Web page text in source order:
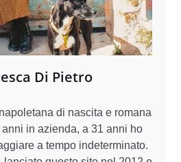
Di Pietro
di nascita e romana
in azienda, a 31 anni ho
a tempo indeterminato.